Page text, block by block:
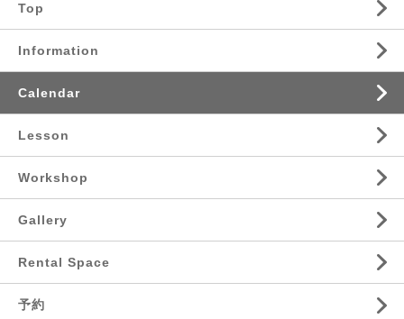
Top
Information
Calendar
Lesson
Workshop
Gallery
Rental Space
予約